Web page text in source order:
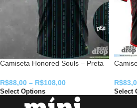
Camiseta Honored Souls – Preta
R$88,00 – R$108,00
Select Options
R$
Select